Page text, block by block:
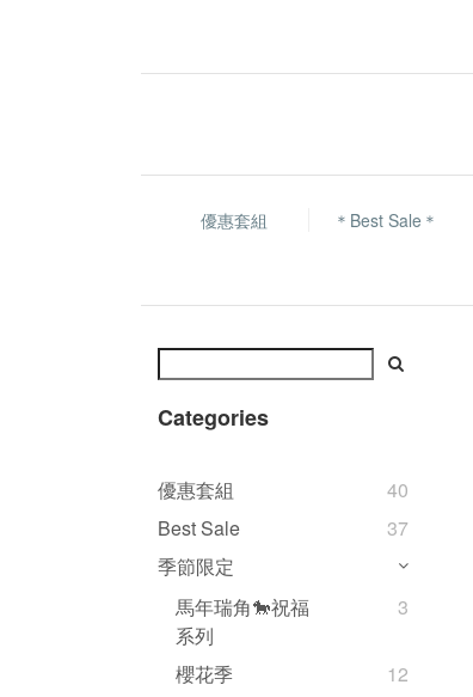
優惠套組 ＊Best Sale＊
Categories
優惠套組
40
Best Sale
37
季節限定
馬年瑞角🐎祝福
系列
3
櫻花季
12